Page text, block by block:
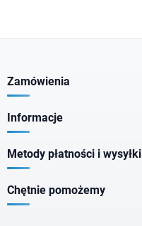
Zamówienia
Informacje
Metody płatności i wysyłki
Chętnie pomożemy